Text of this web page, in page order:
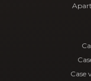
Case